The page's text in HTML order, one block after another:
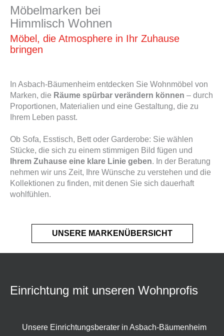
Möbelmarken bei
Himmlisch Wohnen
Möbel, die Atmosphere in Ihr Zuhause
bringen
In Asbach-Bäumenheim entdecken Sie Wohnmöbel von
Marken, die Räume spürbar verändern können – durch
Proportionen, Materialien und eine Gestaltung, die zu
Ihrem Leben passt.
Ob Sofa, Esstisch, Bett oder Garderobe: Sie wählen
Stücke, die sich zu einem stimmigen Bild fügen und
Ihrem Zuhause eine klare Linie geben. In der Beratung
nehmen wir uns Zeit, Ihre Wünsche zu verstehen und die
Kollektionen zu finden, mit denen Sie sich dauerhaft
wohlfühlen.
UNSERE MARKENÜBERSICHT
Einrichtung mit unseren Wohnprofis
Unsere Einrichtungsberater in Asbach-Bäumenheim